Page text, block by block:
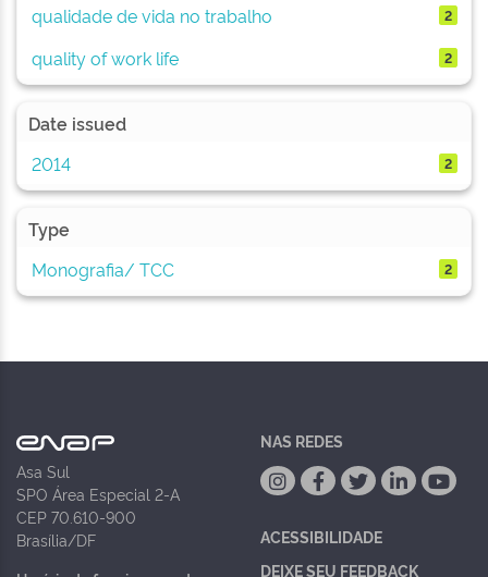
qualidade de vida no trabalho 2
quality of work life 2
Date issued
2014
2
Type
Monografia/ TCC
2
Asa Sul
SPO Área Especial 2-A
CEP 70.610-900
Brasília/DF
NAS REDES
ACESSIBILIDADE
DEIXE SEU FEEDBACK